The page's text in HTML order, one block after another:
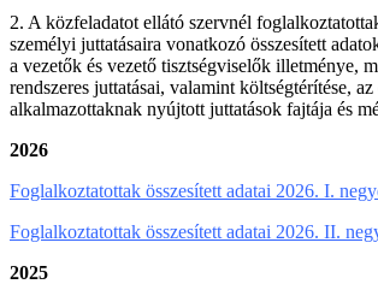
2. A közfeladatot ellátó szervnél
személyi juttatásaira vonatkozó összesített
a vezetők és vezető tisztségviselők illetménye,
rendszeres juttatásai, valamint költségtérítése, az
alkalmazottaknak nyújtott juttatások fajtája és
2026
Foglalkoztatottak összesített adatai 2026. I.
Foglalkoztatottak összesített adatai 2026. II.
2025